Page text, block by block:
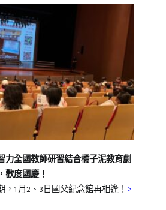
力全國教師研習結合橘子泥教育劇
歡度國慶！
，1月2、3日國父紀念館再相逢！ >